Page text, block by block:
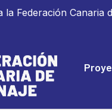
la Federación Canaria